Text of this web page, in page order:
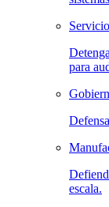
para
escala.